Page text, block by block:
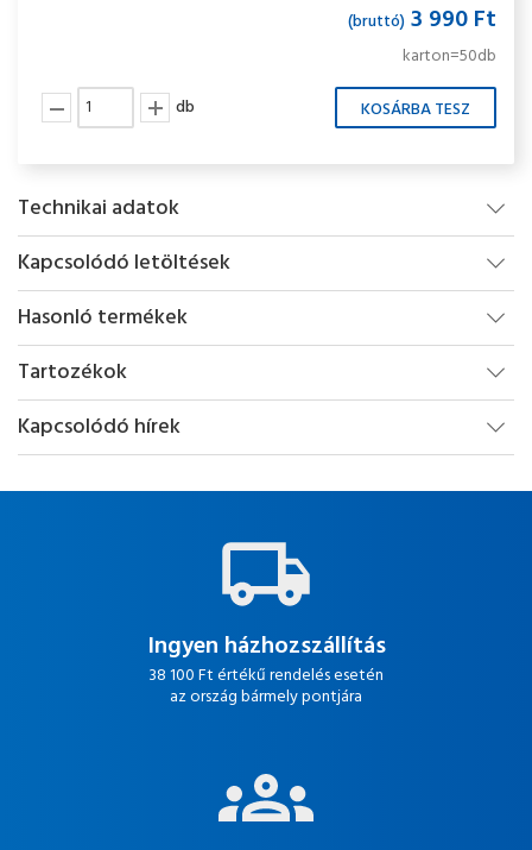
(bruttó) 3 990 Ft
karton=50db
db
Technikai adatok
Kapcsolódó letöltések
Hasonló termékek
Tartozékok
Kapcsolódó hírek
Ingyen házhozszállítás
38 100 Ft értékű rendelés esetén
az ország bármely pontjára